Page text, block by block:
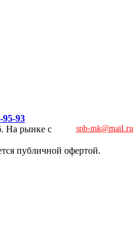
95-93
spb-mk@mail.ru
На рынке с
публичной офертой.